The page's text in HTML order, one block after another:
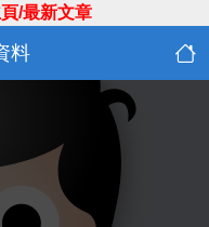
/最新文章
料